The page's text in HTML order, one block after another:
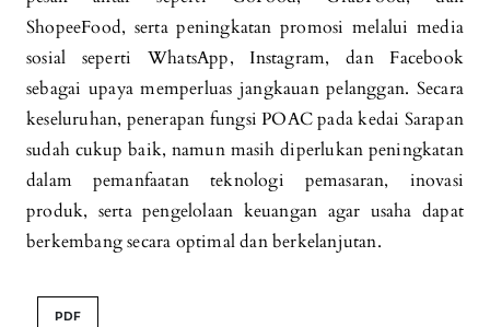
ShopeeFood, serta peningkatan promosi melalui media
sosial seperti WhatsApp, Instagram, dan Facebook
sebagai upaya memperluas jangkauan pelanggan. Secara
keseluruhan, penerapan fungsi POAC pada kedai Sarapan
sudah cukup baik, namun masih diperlukan peningkatan
dalam pemanfaatan teknologi pemasaran, inovasi
produk, serta pengelolaan keuangan agar usaha dapat
berkembang secara optimal dan berkelanjutan.
PDF